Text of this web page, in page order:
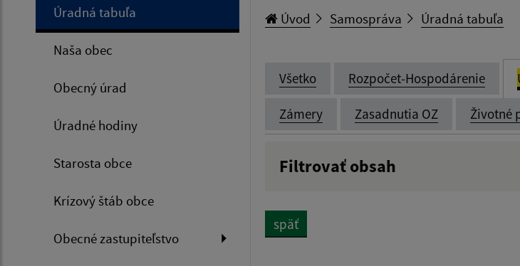
Úradná tabuľa
Naša obec
Obecný úrad
Úradné hodiny
Starosta obce
Krízový štáb obce
Obecné zastupiteľstvo
Úvod Samospráva Úradná tabuľa
Všetko Rozpočet-Hospodárenie
Zámery Zasadnutia OZ Životné
Filtrovať obsah
späť